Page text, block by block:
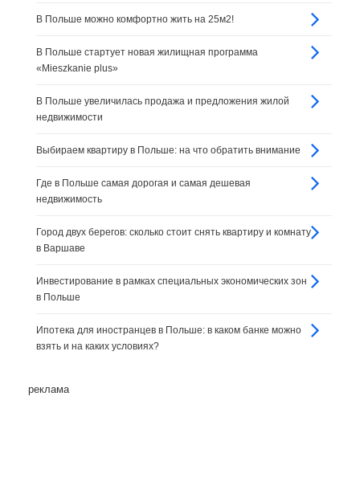
В Польше можно комфортно жить на 25м2!
В Польше стартует новая жилищная программа
«Mieszkanie plus»
В Польше увеличилась продажа и предложения жилой
недвижимости
Выбираем квартиру в Польше: на что обратить внимание
Где в Польше самая дорогая и самая дешевая
недвижимость
Город двух берегов: сколько стоит снять квартиру и комнату
в Варшаве
Инвестирование в рамках специальных экономических зон
в Польше
Ипотека для иностранцев в Польше: в каком банке можно
взять и на каких условиях?
реклама